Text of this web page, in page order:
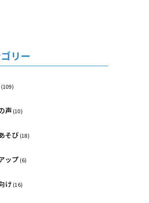
リー
(109)
声(10)
そび(18)
ップ(6)
け(16)